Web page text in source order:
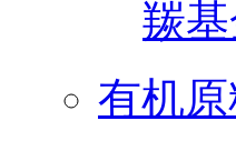
羰
有机